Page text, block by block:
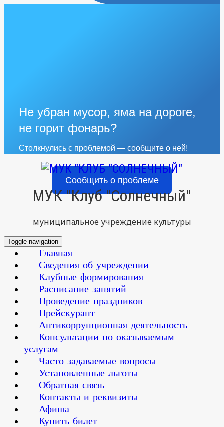
Не убран мусор, яма на дороге,
не горит фонарь?
Столкнулись с проблемой — сообщите о ней!
Сообщить о проблеме
МУК "Клуб "Солнечный"
муниципальное учреждение культуры
Toggle navigation
Главная
Сведения об учреждении
Клубные формирования
Расписание занятий
Проведение праздников
Прейскурант
Антикоррупционная деятельность
Консультации по оказываемым
услугам
Часто задаваемые вопросы
Установленные льготы
Обратная связь
Контакты и реквизиты
Афиша
Купить билет